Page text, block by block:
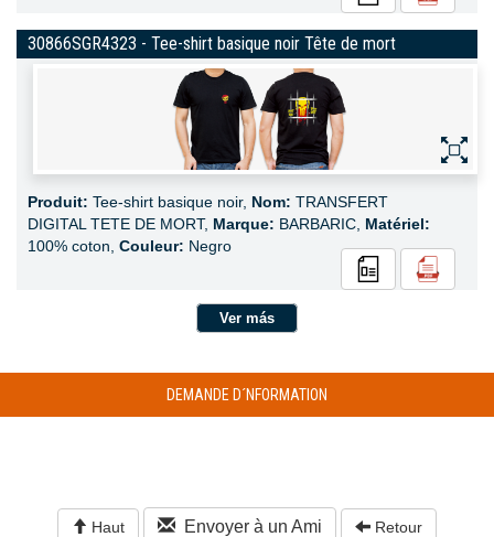
30866SGR4323 - Tee-shirt basique noir Tête de mort
Produit: Tee-shirt basique noir, Nom: TRANSFERT
DIGITAL TETE DE MORT, Marque: BARBARIC, Matériel:
100% coton, Couleur: Negro
Ver más
DEMANDE D´NFORMATION
Haut Envoyer à un Ami Retour